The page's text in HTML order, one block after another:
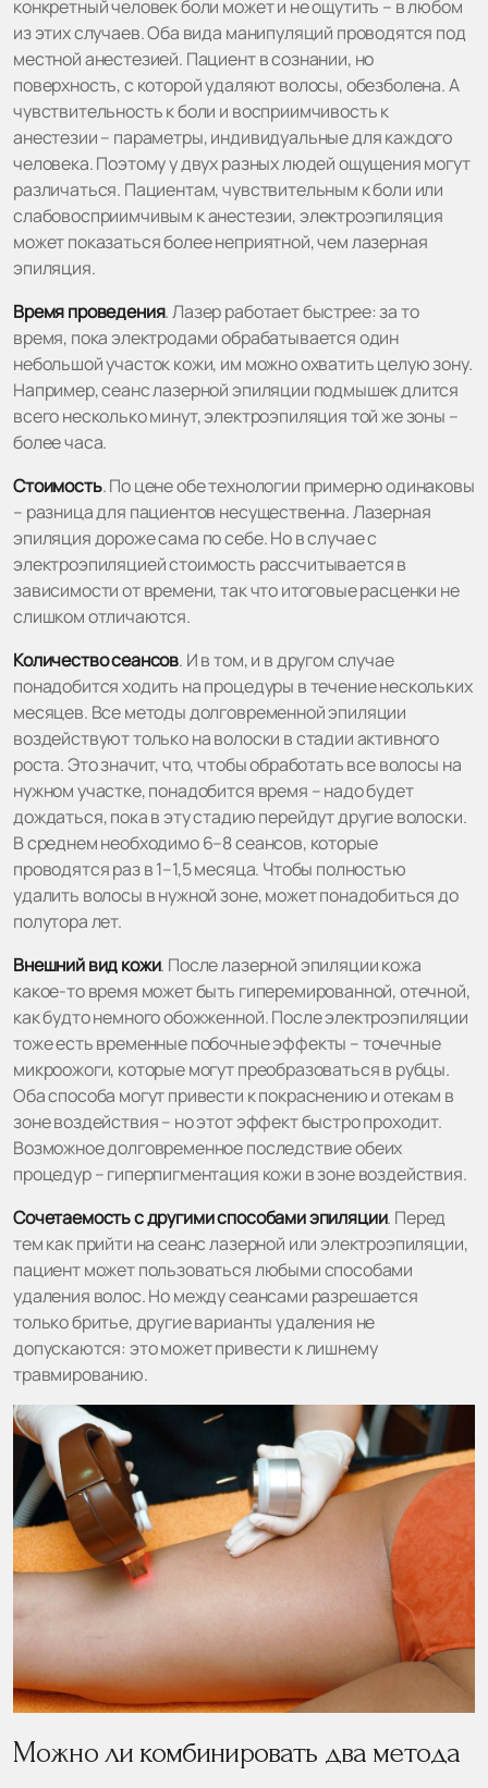
конкретный человек боли может и не ощутить – в любом
из этих случаев. Оба вида манипуляций проводятся под
местной анестезией. Пациент в сознании, но
поверхность, с которой удаляют волосы, обезболена. А
чувствительность к боли и восприимчивость к
анестезии – параметры, индивидуальные для каждого
человека. Поэтому у двух разных людей ощущения могут
различаться. Пациентам, чувствительным к боли или
слабовосприимчивым к анестезии, электроэпиляция
может показаться более неприятной, чем лазерная
эпиляция.
Время проведения. Лазер работает быстрее: за то
время, пока электродами обрабатывается один
небольшой участок кожи, им можно охватить целую зону.
Например, сеанс лазерной эпиляции подмышек длится
всего несколько минут, электроэпиляция той же зоны –
более часа.
Стоимость. По цене обе технологии примерно одинаковы
– разница для пациентов несущественна. Лазерная
эпиляция дороже сама по себе. Но в случае с
электроэпиляцией стоимость рассчитывается в
зависимости от времени, так что итоговые расценки не
слишком отличаются.
Количество сеансов. И в том, и в другом случае
понадобится ходить на процедуры в течение нескольких
месяцев. Все методы долговременной эпиляции
воздействуют только на волоски в стадии активного
роста. Это значит, что, чтобы обработать все волосы на
нужном участке, понадобится время – надо будет
дождаться, пока в эту стадию перейдут другие волоски.
В среднем необходимо 6–8 сеансов, которые
проводятся раз в 1–1,5 месяца. Чтобы полностью
удалить волосы в нужной зоне, может понадобиться до
полутора лет.
Внешний вид кожи. После лазерной эпиляции кожа
какое-то время может быть гиперемированной, отечной,
как будто немного обожженной. После электроэпиляции
тоже есть временные побочные эффекты – точечные
микроожоги, которые могут преобразоваться в рубцы.
Оба способа могут привести к покраснению и отекам в
зоне воздействия – но этот эффект быстро проходит.
Возможное долговременное последствие обеих
процедур – гиперпигментация кожи в зоне воздействия.
Сочетаемость с другими способами эпиляции. Перед
тем как прийти на сеанс лазерной или электроэпиляции,
пациент может пользоваться любыми способами
удаления волос. Но между сеансами разрешается
только бритье, другие варианты удаления не
допускаются: это может привести к лишнему
травмированию.
Можно ли комбинировать два метода